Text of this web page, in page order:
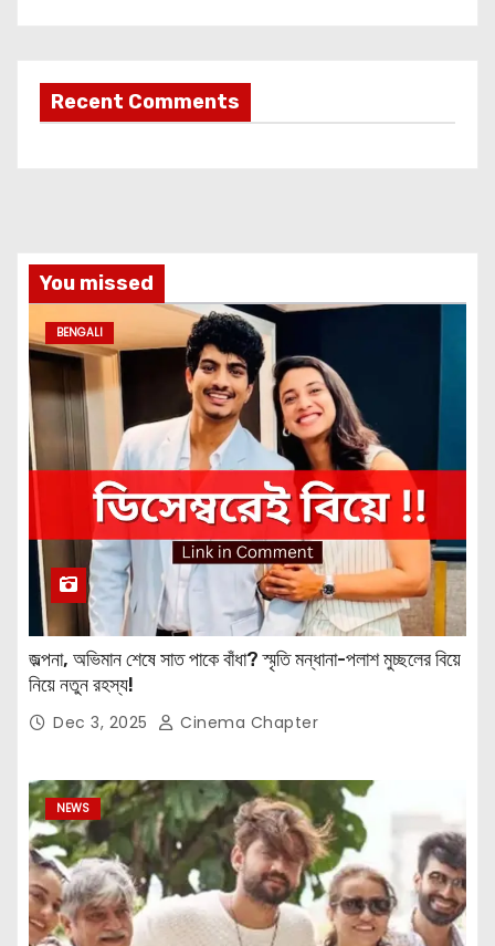
Recent Comments
You missed
BENGALI
জল্পনা, অভিমান শেষে সাত পাকে বাঁধা? স্মৃতি মন্ধানা-পলাশ মুচ্ছলের বিয়ে
নিয়ে নতুন রহস্য!
Dec 3, 2025 Cinema Chapter
NEWS